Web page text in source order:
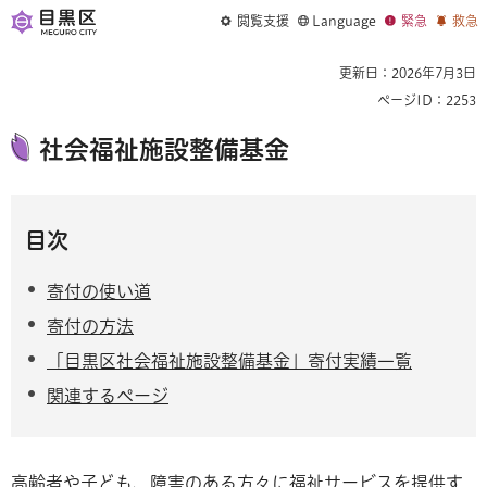
閲覧支援 Language 緊急 救急
更新日：2026年7月3日
ページID：2253
社会福祉施設整備基金
目次
寄付の使い道
寄付の方法
「目黒区社会福祉施設整備基金」寄付実績一覧
関連するページ
高齢者や子ども、障害のある方々に福祉サービスを提供す